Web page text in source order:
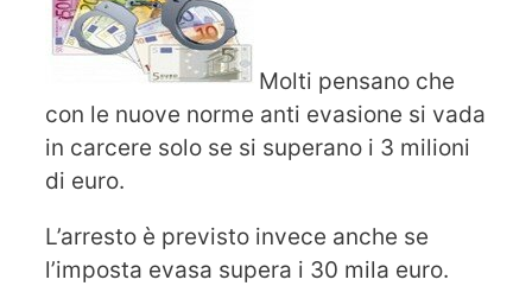
Molti pensano che
con le nuove norme anti evasione si vada
in carcere solo se si superano i 3 milioni
di euro.
L’arresto è previsto invece anche se
l’imposta evasa supera i 30 mila euro.